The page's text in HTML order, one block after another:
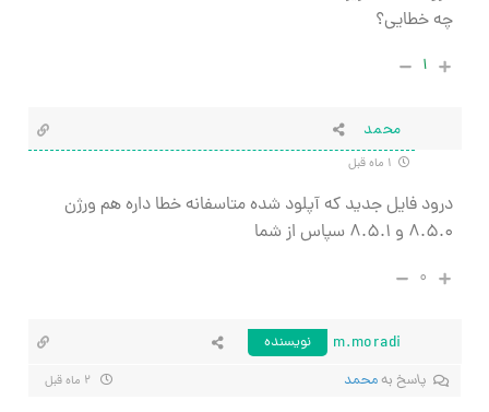
چه خطایی؟
۱
محمد
درود فایل جدید که آپلود شده متاسفانه خطا داره هم ورژن
۸.۵.۰ و ۸.۵.۱ سپاس از شما
۰
m.moradi
نویسنده
پاسخ بهمحمد